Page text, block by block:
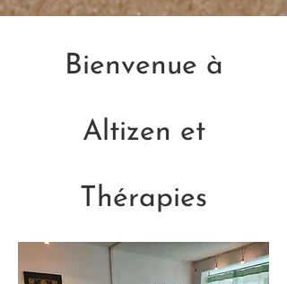
Bienvenue à
Altizen et
Thérapies